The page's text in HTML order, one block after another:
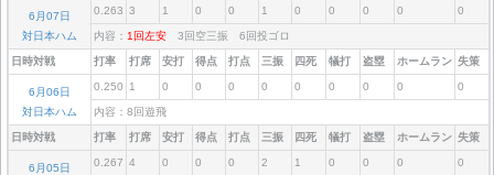
6月07日
対日本ハム
0.263 3 1 0 0 1 0 0 0 0 0
内容： 1回左安 3回空三振 6回投ゴロ
日時対戦 打率 打席 安打 得点 打点 三振 四死 犠打 盗塁 ホームラン 失策
6月06日
対日本ハム
0.250 1 0 0 0 0 0 0 0 0 0
内容：8回遊飛
日時対戦 打率 打席 安打 得点 打点 三振 四死 犠打 盗塁 ホームラン 失策
6月05日
0.267 4 0 0 0 2 1 0 0 0 0